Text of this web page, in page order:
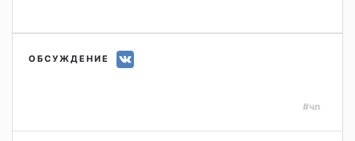
ОБСУЖДЕНИЕ
#чп